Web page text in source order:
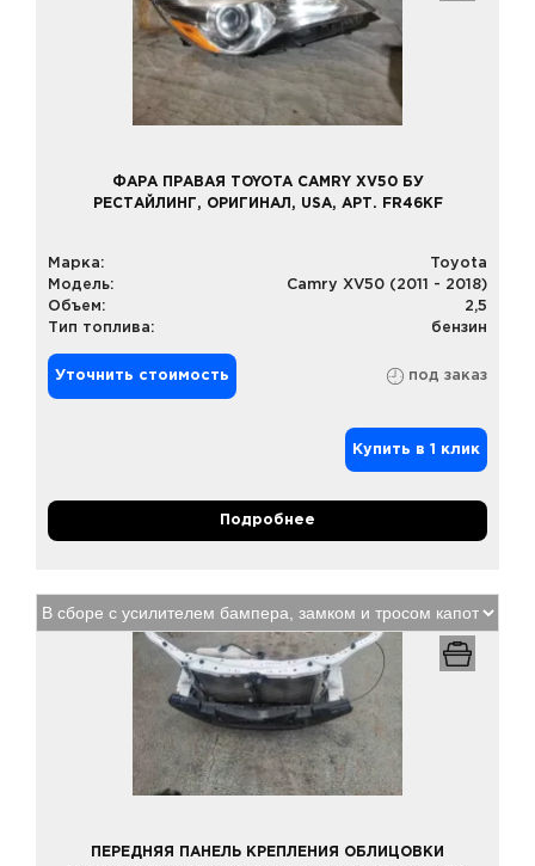
ФАРА ПРАВАЯ TOYOTA CAMRY XV50 БУ
РЕСТАЙЛИНГ, ОРИГИНАЛ, USA, АРТ. FR46KF
Марка:
Toyota
Модель:
Camry XV50 (2011 - 2018)
Объем:
2,5
Тип топлива:
бензин
Уточнить стоимость под заказ
Купить в 1 клик
Подробнее
ПЕРЕДНЯЯ ПАНЕЛЬ КРЕПЛЕНИЯ ОБЛИЦОВКИ